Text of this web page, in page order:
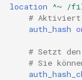
iputils
location ^~ /
# Aktiviert
auth_hash
# Setzt
# Sie